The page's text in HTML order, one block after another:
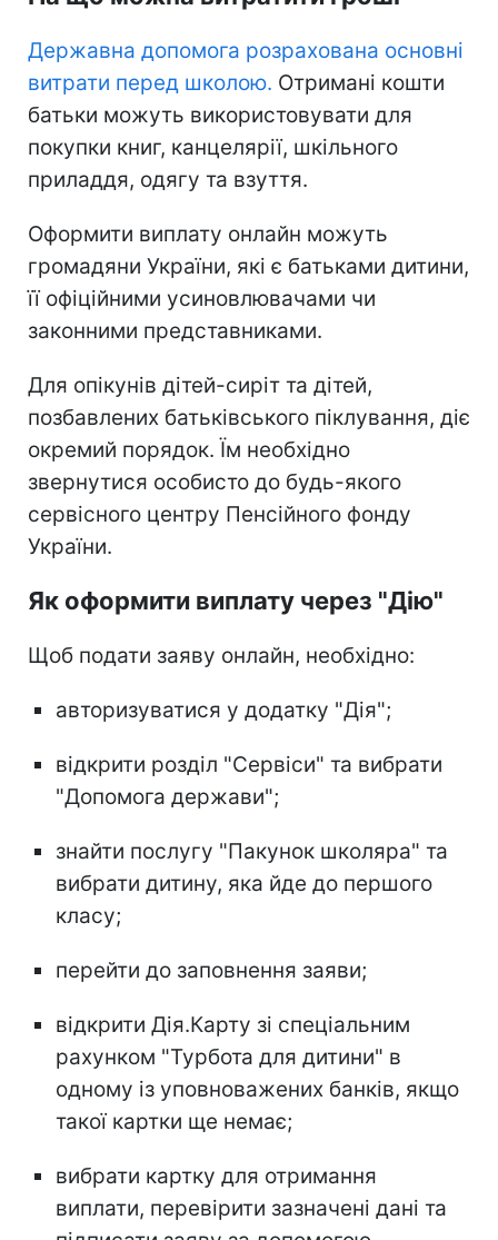
Державна допомога розрахована основні
витрати перед школою. Отримані кошти
батьки можуть використовувати для
покупки книг, канцелярії, шкільного
приладдя, одягу та взуття.
Оформити виплату онлайн можуть
громадяни України, які є батьками дитини,
її офіційними усиновлювачами чи
законними представниками.
Для опікунів дітей-сиріт та дітей,
позбавлених батьківського піклування, діє
окремий порядок. Їм необхідно
звернутися особисто до будь-якого
сервісного центру Пенсійного фонду
України.
Як оформити виплату через "Дію"
Щоб подати заяву онлайн, необхідно:
авторизуватися у додатку "Дія";
відкрити розділ "Сервіси" та вибрати
"Допомога держави";
знайти послугу "Пакунок школяра" та
вибрати дитину, яка йде до першого
класу;
перейти до заповнення заяви;
відкрити Дія.Карту зі спеціальним
рахунком "Турбота для дитини" в
одному із уповноважених банків, якщо
такої картки ще немає;
вибрати картку для отримання
виплати, перевірити зазначені дані та